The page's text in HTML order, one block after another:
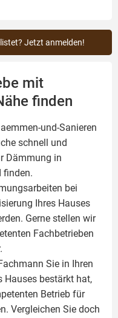
Jetzt anmelden!
mit
finden
und-Sanieren
schnell und
Dämmung in
finden.
bei
Ihres Hauses
Gerne stellen wir
Fachbetrieben
Sie in Ihren
Hauses bestärkt hat,
Betrieb für
Vergleichen Sie doch